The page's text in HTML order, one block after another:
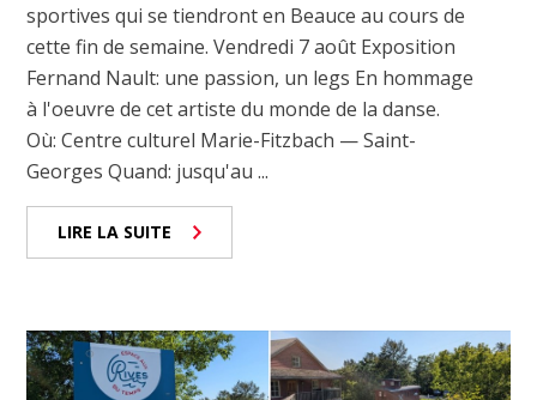
sportives qui se tiendront en Beauce au cours de
cette fin de semaine. Vendredi 7 août Exposition
Fernand Nault: une passion, un legs En hommage
à l'oeuvre de cet artiste du monde de la danse.
Où: Centre culturel Marie-Fitzbach — Saint-
Georges Quand: jusqu'au ...
LIRE LA SUITE